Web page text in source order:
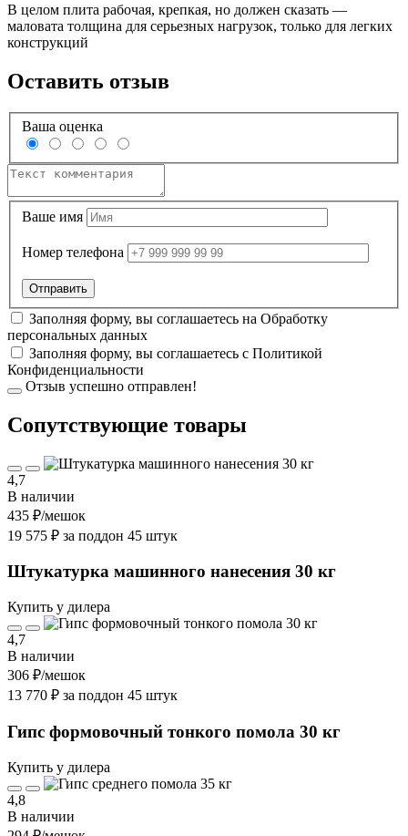
В целом плита рабочая, крепкая, но должен сказать —
маловата толщина для серьезных нагрузок, только для легких
конструкций
Оставить отзыв
Ваша оценка
Ваше имя
Номер телефона
Заполняя форму, вы соглашаетесь на Обработку
персональных данных
Заполняя форму, вы соглашаетесь с Политикой
Конфиденциальности
Отзыв успешно отправлен!
Cопутствующие товары
4,7
В наличии
435 ₽/мешок
19 575 ₽ за поддон 45 штук
Штукатурка машинного нанесения 30 кг
Купить у дилера
4,7
В наличии
306 ₽/мешок
13 770 ₽ за поддон 45 штук
Гипс формовочный тонкого помола 30 кг
Купить у дилера
4,8
В наличии